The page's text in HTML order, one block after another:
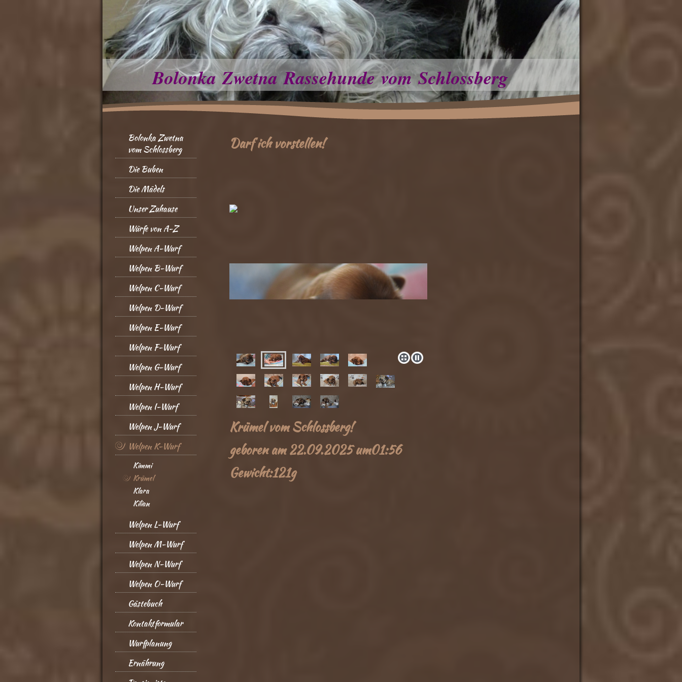
Bolonka Zwetna Rassehunde vom Schlossberg
Bolonka Zwetna
vom Schlossberg
Die Buben
Die Mädels
Unser Zuhause
Würfe von A-Z
Welpen A-Wurf
Welpen B-Wurf
Welpen C-Wurf
Welpen D-Wurf
Welpen E-Wurf
Welpen F-Wurf
Welpen G-Wurf
Welpen H-Wurf
Welpen I-Wurf
Welpen J-Wurf
Welpen K-Wurf
Kimmi
Krümel
Klara
Kilian
Welpen L-Wurf
Welpen M-Wurf
Welpen N-Wurf
Welpen O-Wurf
Gästebuch
Kontaktformular
Wurfplanung
Ernährung
Darf ich vorstellen!
Krümel vom Schlossberg!
geboren am 22.09.2025 um01:56
Gewicht:121g